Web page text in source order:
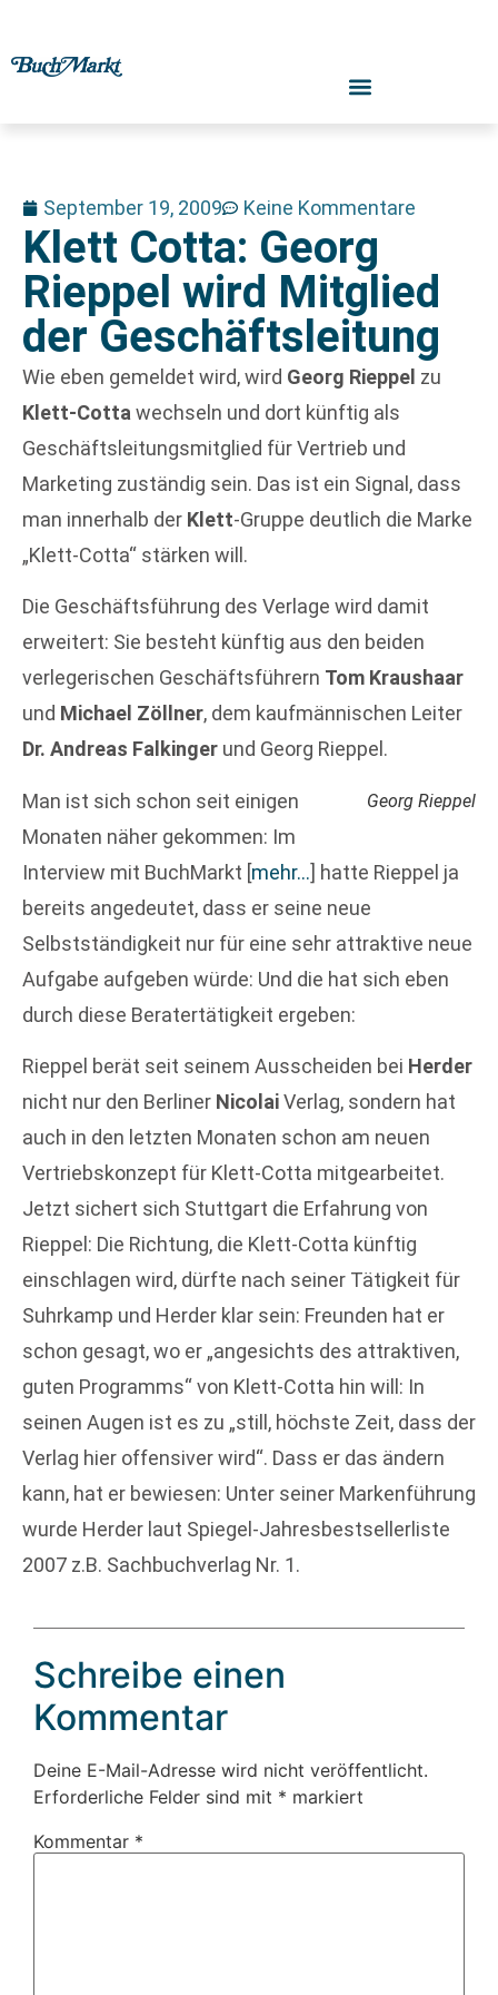
September 19, 2009 Keine Kommentare
Klett Cotta: Georg
Rieppel wird Mitglied
der Geschäftsleitung
Wie eben gemeldet wird, wird Georg Rieppel zu
Klett-Cotta wechseln und dort künftig als
Geschäftsleitungsmitglied für Vertrieb und
Marketing zuständig sein. Das ist ein Signal, dass
man innerhalb der Klett-Gruppe deutlich die Marke
„Klett-Cotta“ stärken will.
Die Geschäftsführung des Verlage wird damit
erweitert: Sie besteht künftig aus den beiden
verlegerischen Geschäftsführern Tom Kraushaar
und Michael Zöllner, dem kaufmännischen Leiter
Dr. Andreas Falkinger und Georg Rieppel.
Georg Rieppel
Man ist sich schon seit einigen
Monaten näher gekommen: Im
Interview mit BuchMarkt [mehr…] hatte Rieppel ja
bereits angedeutet, dass er seine neue
Selbstständigkeit nur für eine sehr attraktive neue
Aufgabe aufgeben würde: Und die hat sich eben
durch diese Beratertätigkeit ergeben:
Rieppel berät seit seinem Ausscheiden bei Herder
nicht nur den Berliner NicolaiVerlag, sondern hat
auch in den letzten Monaten schon am neuen
Vertriebskonzept für Klett-Cotta mitgearbeitet.
Jetzt sichert sich Stuttgart die Erfahrung von
Rieppel: Die Richtung, die Klett-Cotta künftig
einschlagen wird, dürfte nach seiner Tätigkeit für
Suhrkamp und Herder klar sein: Freunden hat er
schon gesagt, wo er „angesichts des attraktiven,
guten Programms“ von Klett-Cotta hin will: In
seinen Augen ist es zu „still, höchste Zeit, dass der
Verlag hier offensiver wird“. Dass er das ändern
kann, hat er bewiesen: Unter seiner Markenführung
wurde Herder laut Spiegel-Jahresbestsellerliste
2007 z.B. Sachbuchverlag Nr. 1.
Schreibe einen
Kommentar
Deine E-Mail-Adresse wird nicht veröffentlicht.
Erforderliche Felder sind mit * markiert
Kommentar *